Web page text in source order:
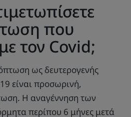
που
τον Covid;
ως δευτερογενής
είναι προσωρινή,
Η αναγέννηση των
περίπου 6 μήνες μετά